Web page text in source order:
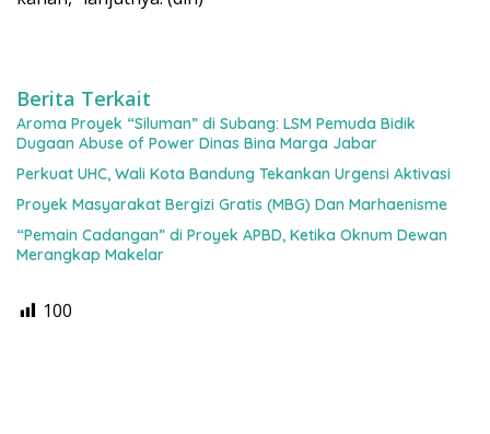
Berita Terkait
Aroma Proyek “Siluman” di Subang: LSM Pemuda Bidik
Dugaan Abuse of Power Dinas Bina Marga Jabar
Perkuat UHC, Wali Kota Bandung Tekankan Urgensi Aktivasi
Proyek Masyarakat Bergizi Gratis (MBG) Dan Marhaenisme
“Pemain Cadangan” di Proyek APBD, Ketika Oknum Dewan
Merangkap Makelar
100